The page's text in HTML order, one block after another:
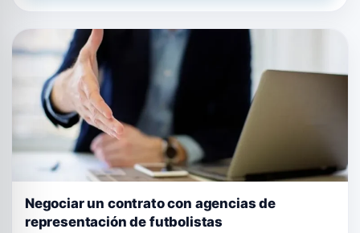
Negociar un contrato con agencias de
representación de futbolistas